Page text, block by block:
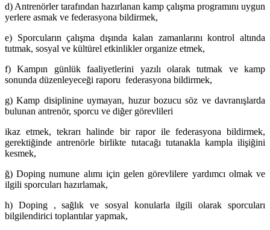
d) Antrenörler tarafından hazırlanan kamp çalışma programını uygun
yerlere asmak ve federasyona bildirmek,
e) Sporcuların çalışma dışında kalan zamanlarını kontrol altında
tutmak, sosyal ve kültürel etkinlikler organize etmek,
f) Kampın günlük faaliyetlerini yazılı olarak tutmak ve kamp
sonunda düzenleyeceği raporu federasyona bildirmek,
g) Kamp disiplinine uymayan, huzur bozucu söz ve davranışlarda
bulunan antrenör, sporcu ve diğer görevlileri
ikaz etmek, tekrarı halinde bir rapor ile federasyona bildirmek,
gerektiğinde antrenörle birlikte tutacağı tutanakla kampla ilişiğini
kesmek,
ğ) Doping numune alımı için gelen görevlilere yardımcı olmak ve
ilgili sporcuları hazırlamak,
h) Doping , sağlık ve sosyal konularla ilgili olarak sporcuları
bilgilendirici toplantılar yapmak,